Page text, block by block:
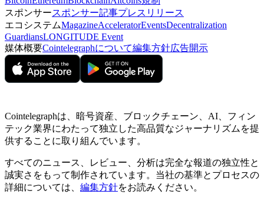
スポンサースポンサー記事プレスリリース
エコシステムMagazineAcceleratorEventsDecentralization
GuardiansLONGITUDE Event
媒体概要Cointelegraphについて編集方針広告開示
Cointelegraphは、暗号資産、ブロックチェーン、AI、フィン
テック業界にわたって独立した高品質なジャーナリズムを提
供することに取り組んでいます。
すべてのニュース、レビュー、分析は完全な報道の独立性と
誠実さをもって制作されています。当社の基準とプロセスの
詳細については、 編集方針をお読みください。